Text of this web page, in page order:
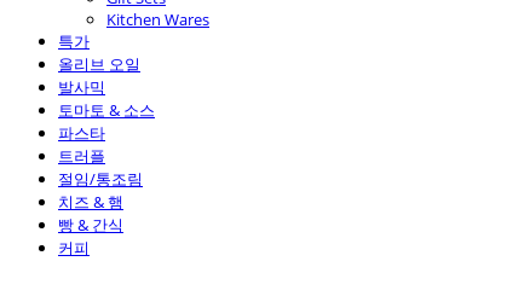
Kitchen Wares
특가
올리브 오일
발사믹
토마토 & 소스
파스타
트러플
절임/통조림
치즈 & 햄
빵 & 간식
커피